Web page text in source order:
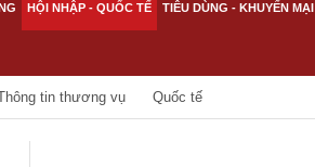
HỘI NHẬP - QUỐC TẾ TIÊU DÙNG - KHUYẾN MẠI
tin thương vụ Quốc tế